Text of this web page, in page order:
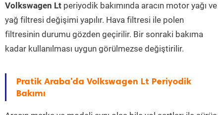
Volkswagen Lt periyodik bakımında aracın motor yağı ve
yağ filtresi değişimi yapılır. Hava filtresi ile polen
filtresinin durumu gözden geçirilir. Bir sonraki bakıma
kadar kullanılması uygun görülmezse değiştirilir.
Pratik Araba'da Volkswagen Lt Periyodik
Bakımı